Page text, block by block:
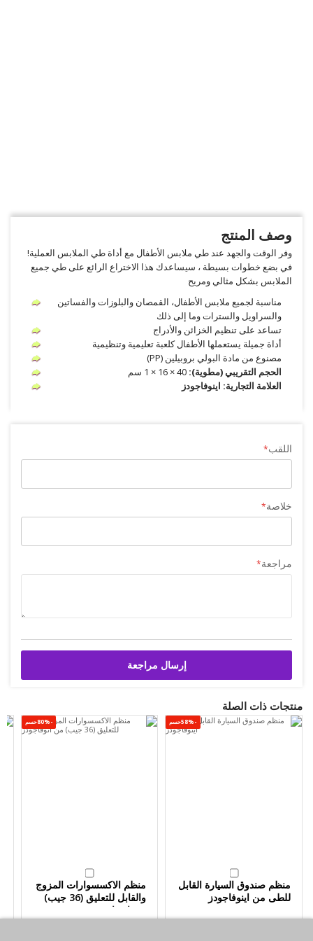
وصف المنتج
وفر الوقت والجهد عند طي ملابس الأطفال مع أداة طي الملابس العملية!
في بضع خطوات بسيطة ، سيساعدك هذا الاختراع الرائع على طي جميع
الملابس بشكل مثالي ومريح
مناسبة لجميع ملابس الأطفال، القمصان والبلوزات والفساتين
والسراويل والسترات وما إلى ذلك
تساعد على تنظيم الخزائن والأدراج
أداة جميلة يستعملها الأطفال كلعبة تعليمية وتنظيمية
مصنوع من مادة البولي بروبيلين (PP)
الحجم التقريبي (مطوية):
العلامة التجارية: اينوفاجودز
اللقب
خلاصة
مراجعة
إرسال مراجعة
منتجات ذات الصلة
-58%حسم
منظم صندوق السيارة القابل
للطى من اينوفاجودز
-80%حسم
منظم الاكسسوارات المزوج
والقابل للتعليق (36 جيب)
من انوفاجودز